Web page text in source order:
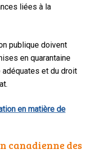
liées à la
publique doivent
en quarantaine
et du droit
en matière de
canadienne des